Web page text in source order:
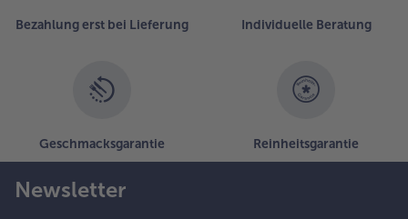
Bezahlung erst bei Lieferung Individuelle Beratung
Geschmacksgarantie Reinheitsgarantie
Newsletter